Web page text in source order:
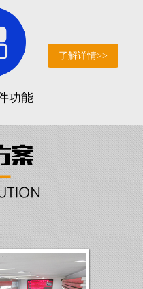
功能
了解详情>>